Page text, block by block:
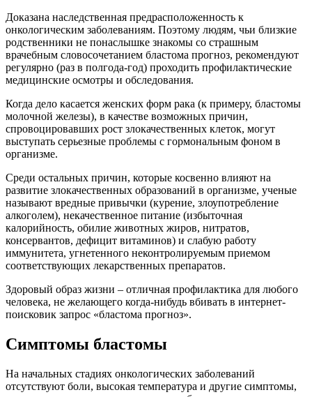
Доказана наследственная предрасположенность к
онкологическим заболеваниям. Поэтому людям, чьи близкие
родственники не понаслышке знакомы со страшным
врачебным словосочетанием бластома прогноз, рекомендуют
регулярно (раз в полгода-год) проходить профилактические
медицинские осмотры и обследования.
Когда дело касается женских форм рака (к примеру, бластомы
молочной железы), в качестве возможных причин,
спровоцировавших рост злокачественных клеток, могут
выступать серьезные проблемы с гормональным фоном в
организме.
Среди остальных причин, которые косвенно влияют на
развитие злокачественных образований в организме, ученые
называют вредные привычки (курение, злоупотребление
алкоголем), некачественное питание (избыточная
калорийность, обилие животных жиров, нитратов,
консервантов, дефицит витаминов) и слабую работу
иммунитета, угнетенного неконтролируемым приемом
соответствующих лекарственных препаратов.
Здоровый образ жизни – отличная профилактика для любого
человека, не желающего когда-нибудь вбивать в интернет-
поисковик запрос «бластома прогноз».
Симптомы бластомы
На начальных стадиях онкологических заболеваний
отсутствуют боли, высокая температура и другие симптомы,